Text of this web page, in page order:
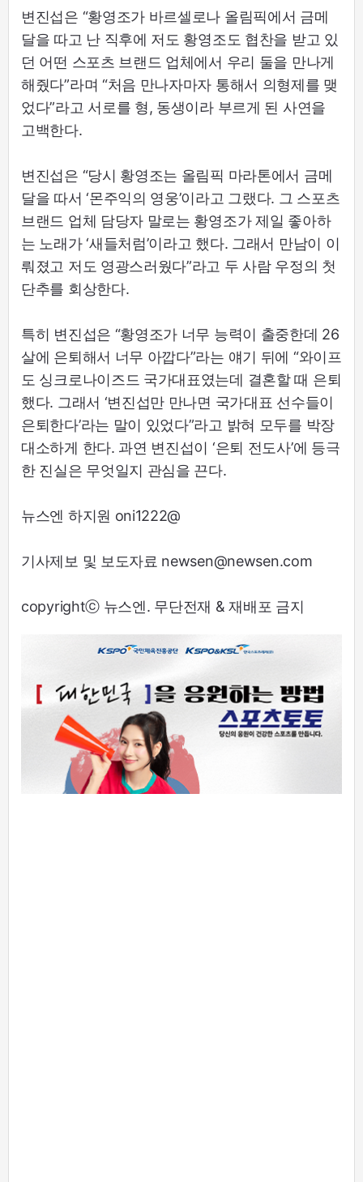
변진섭은 “황영조가 바르셀로나 올림픽에서 금메
달을 따고 난 직후에 저도 황영조도 협찬을 받고 있
던 어떤 스포츠 브랜드 업체에서 우리 둘을 만나게
해줬다”라며 “처음 만나자마자 통해서 의형제를 맺
었다”라고 서로를 형, 동생이라 부르게 된 사연을
고백한다.
변진섭은 “당시 황영조는 올림픽 마라톤에서 금메
달을 따서 ‘몬주익의 영웅’이라고 그랬다. 그 스포츠
브랜드 업체 담당자 말로는 황영조가 제일 좋아하
는 노래가 ‘새들처럼’이라고 했다. 그래서 만남이 이
뤄졌고 저도 영광스러웠다”라고 두 사람 우정의 첫
단추를 회상한다.
특히 변진섭은 “황영조가 너무 능력이 출중한데 26
살에 은퇴해서 너무 아깝다”라는 얘기 뒤에 “와이프
도 싱크로나이즈드 국가대표였는데 결혼할 때 은퇴
했다. 그래서 ‘변진섭만 만나면 국가대표 선수들이
은퇴한다’라는 말이 있었다”라고 밝혀 모두를 박장
대소하게 한다. 과연 변진섭이 ‘은퇴 전도사’에 등극
한 진실은 무엇일지 관심을 끈다.
뉴스엔 하지원 oni1222@
기사제보 및 보도자료 newsen@newsen.com
copyrightⓒ 뉴스엔. 무단전재 & 재배포 금지